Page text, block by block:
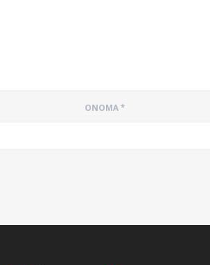
ΌΝΟΜΑ*